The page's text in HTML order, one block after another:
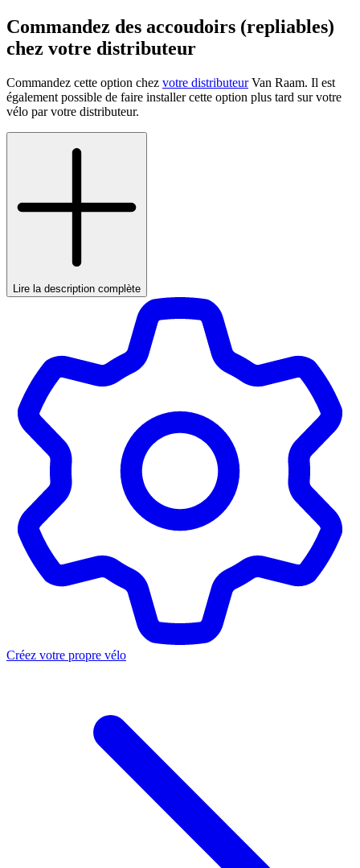
Commandez des accoudoirs (repliables)
chez votre distributeur
Commandez cette option chez votre distributeurVan Raam. Il est
également possible de faire installer cette option plus tard sur votre
vélo par votre distributeur.
Lire la description complète
Créez votre propre vélo